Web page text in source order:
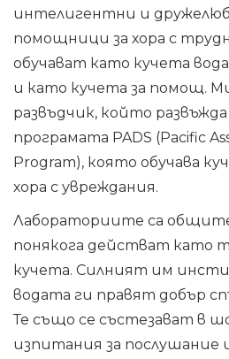
интелигентни и
помощници за хора с
обучават като кучета
и като кучета за помощ.
развъдчик, който
програмата PADS (Pacific
Program), която обучава
хора с увреждания.
Лабораториите са
понякога действат като
кучета. Силният им
водата ги правят добър
Те също се състезават в
изпитания за послушание